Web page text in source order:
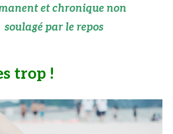
et chronique non
soulagé par le repos
trop !